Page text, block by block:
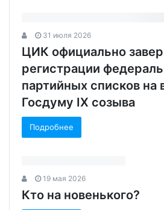
31 июля 2026
ЦИК официально
регистрации
партийных списков на
Госдуму IХ созыва
Подробнее
19 мая 2026
Кто на новенького?